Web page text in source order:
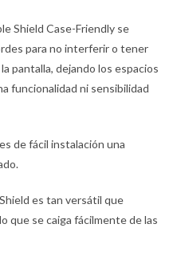
Shield Case-Friendly se
para no interferir o tener
pantalla, dejando los espacios
funcionalidad ni sensibilidad
de fácil instalación una
es tan versátil que
que se caiga fácilmente de las